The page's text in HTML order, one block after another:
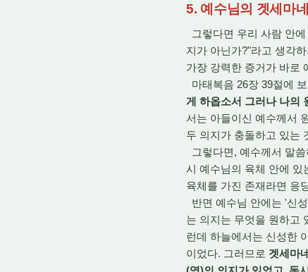
5. 예수님의 겟세마
그렇다면 우리 사람 안
지가 아닌가?"라고 생각
가장 강력한 증거가 바로
마태복음 26장 39절에
게 하옵소서 그러나 나의
서는 아들이신 예수께서
두 의지가 충돌하고 있는
그렇다면, 예수께서 말
시 예수님의 육체 안에 있
육체를 가진 존재라면 응
반면 예수님 안에는 '신
는 의지는 무엇을 원하고
런데 하늘에서는 신성한
이었다. 그러므로 겟세마